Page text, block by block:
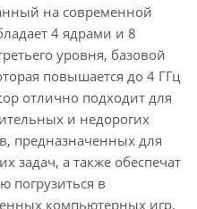
на современной
4 ядрами и 8
уровня, базовой
повышается до 4 ГГц
отлично подходит для
и недорогих
предназначенных для
задач, а также обеспечат
погрузиться в
компьютерных игр.